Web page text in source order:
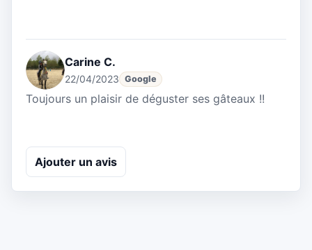
Carine C.
22/04/2023 Google
Toujours un plaisir de déguster ses gâteaux !!
Ajouter un avis